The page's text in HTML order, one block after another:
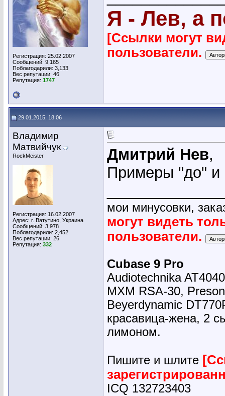
Регистрация: 25.02.2007
Сообщений: 9,165
Поблагодарили: 3,133
Вес репутации: 46
Репутация: 1747
Я - Лев, а
[Ссылки могут
пользователи.
29.01.2015, 18:06
Владимир
Матвийчук
RockMeister
Регистрация: 16.02.2007
Адрес: г. Ватутино, Украина
Сообщений: 3,978
Поблагодарили: 2,452
Вес репутации: 26
Репутация: 332
Дмитрий Нев,
Примеры "до" и
мои минусовки,
могут видеть
пользователи.
Cubase 9 Pro
Audiotechnika
MXM RSA-30,
Beyerdynamic
красавица-жена, 2
лимоном.
Пишите и шлите
ICQ 132723403